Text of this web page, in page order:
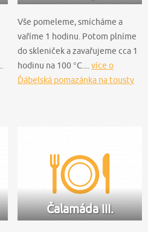
Vše pomeleme, smícháme a
vaříme 1 hodinu. Potom plníme
do skleniček a zavařujeme cca 1
hodinu na 100 °C....více o
Ďábelská pomazánka na tousty
Čalamáda III.